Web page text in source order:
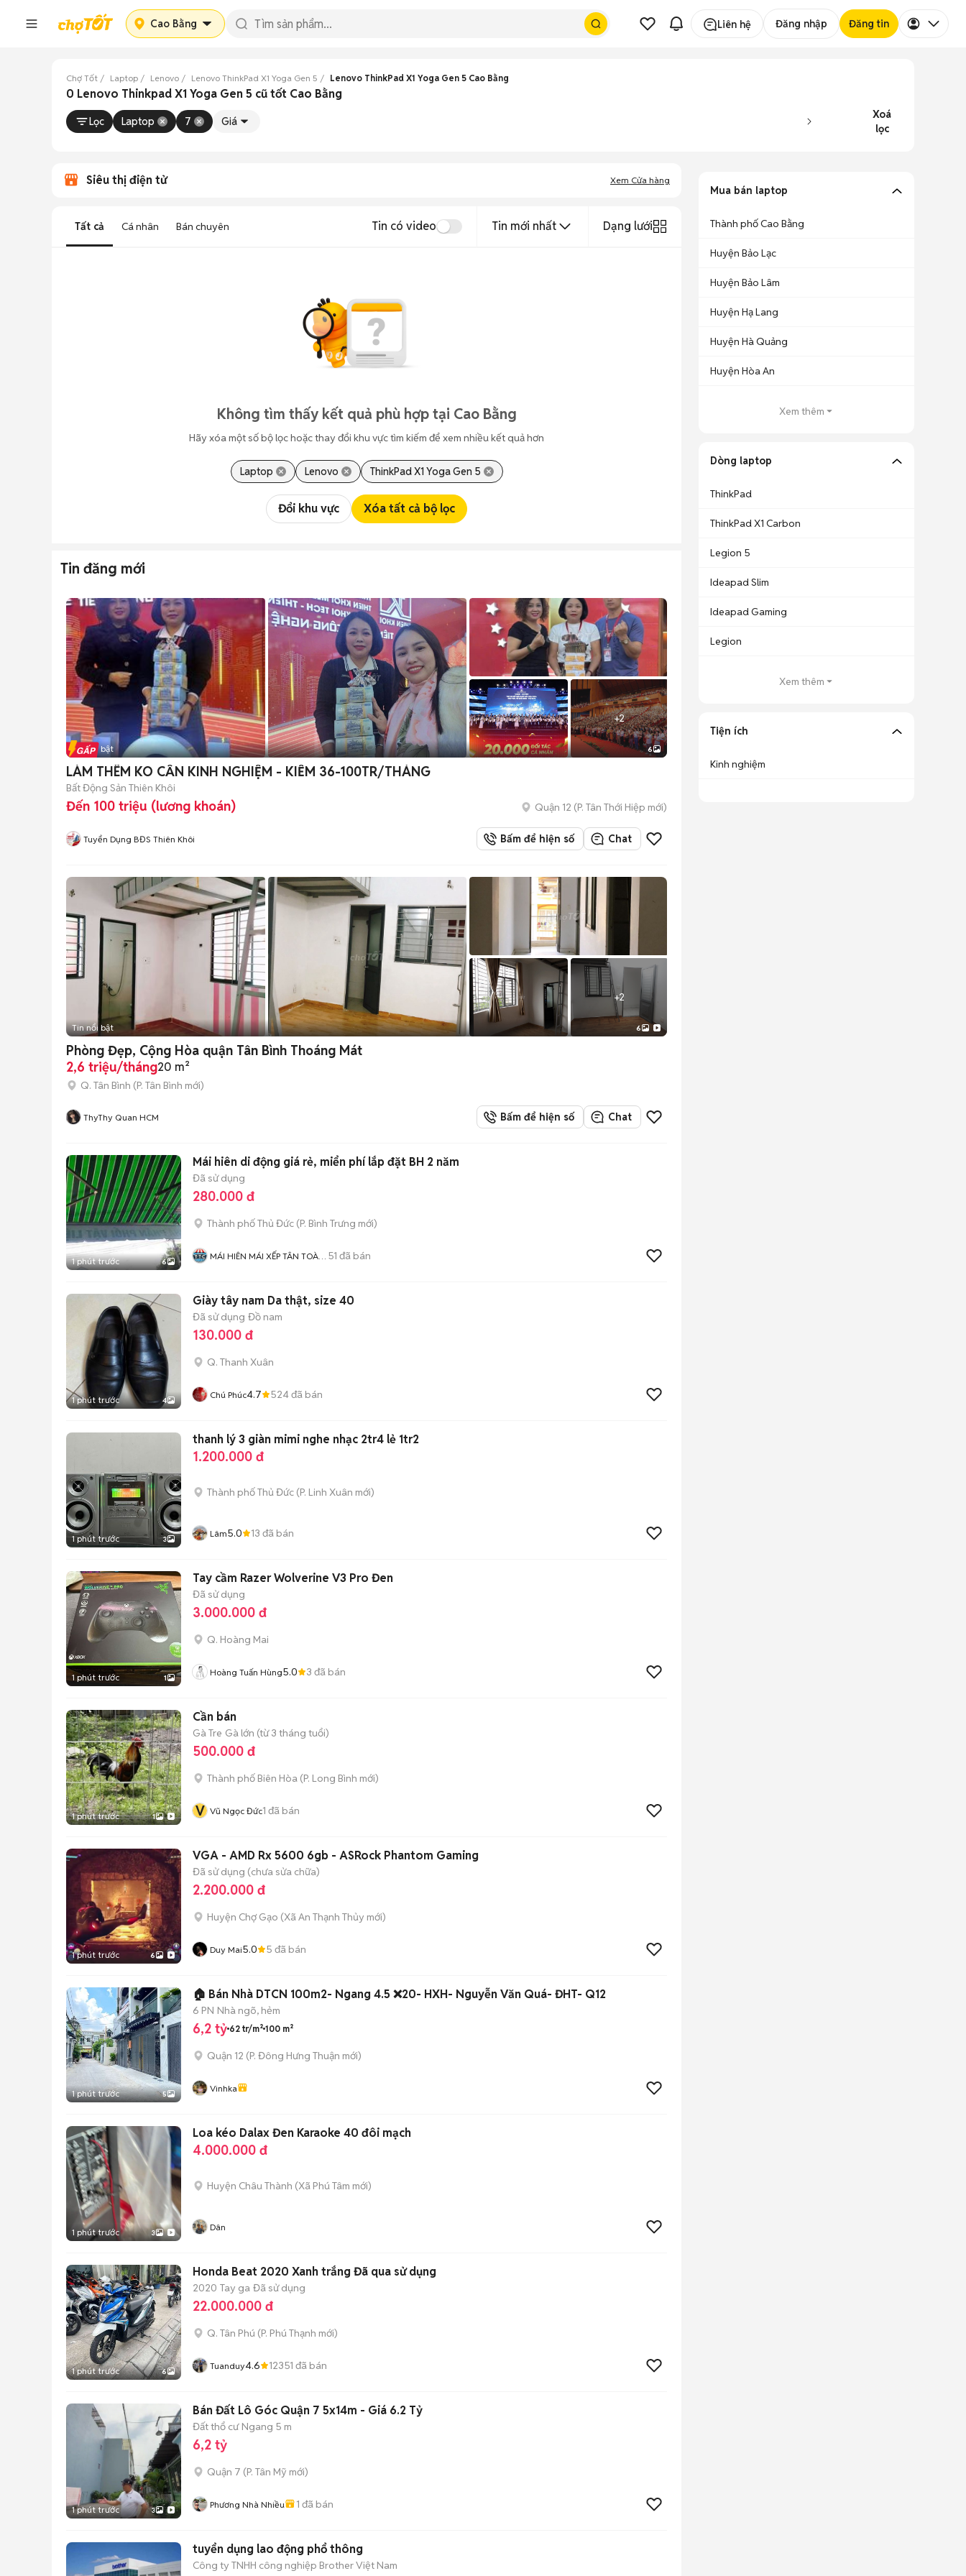
Cao Bằng Liên hệ Đăng nhập Đăng tin
Chợ Tốt Laptop Lenovo Lenovo ThinkPad X1 Yoga Gen 5 Lenovo ThinkPad X1 Yoga Gen 5 Cao Bằng
0 Lenovo Thinkpad X1 Yoga Gen 5 cũ tốt Cao Bằng
Lọc Laptop 7 Giá
Xoá
lọc
Siêu thị điện tử Xem Cửa hàng
Tất cả Cá nhân Bán chuyên Tin có video Tin mới nhất Dạng lưới
Không tìm thấy kết quả phù hợp tại Cao Bằng
Hãy xóa một số bộ lọc hoặc thay đổi khu vực tìm kiếm để xem nhiều kết quả hơn
Laptop Lenovo ThinkPad X1 Yoga Gen 5
Đổi khu vực Xóa tất cả bộ lọc
Tin đăng mới
+2
Tin nổi bật 6
LÀM THÊM KO CẦN KINH NGHIỆM - KIẾM 36-100TR/THÁNG
Bất Động Sản Thiên Khôi
Đến 100 triệu (lương khoán) Quận 12 (P. Tân Thới Hiệp mới)
Tuyển Dụng BĐS Thiên Khôi Bấm để hiện số Chat
+2
Tin nổi bật 6
Phòng Đẹp, Cộng Hòa quận Tân Bình Thoáng Mát
2,6 triệu/tháng20 m²
Q. Tân Bình (P. Tân Bình mới)
ThyThy Quan HCM Bấm để hiện số Chat
1 phút trước 6
Mái hiên di động giá rẻ, miển phí lắp đặt BH 2 năm
Đã sử dụng
280.000 đ
Thành phố Thủ Đức (P. Bình Trưng mới)
MÁI HIÊN MÁI XẾP TÂN TOÀN 51 đã bán
1 phút trước 4
Giày tây nam Da thật, size 40
Đã sử dụng Đồ nam
130.000 đ
Q. Thanh Xuân
Chú Phúc4.7 524đã bán
1 phút trước 3
thanh lý 3 giàn mimi nghe nhạc 2tr4 lẻ 1tr2
1.200.000 đ
Thành phố Thủ Đức (P. Linh Xuân mới)
Lâm5.0 13 đã bán
1 phút trước 1
Tay cầm Razer Wolverine V3 Pro Đen
Đã sử dụng
3.000.000 đ
Q. Hoàng Mai
Hoàng Tuấn Hùng5.0 3 đã bán
1 phút trước 1
Cần bán
Gà Tre Gà lớn (từ 3 tháng tuổi)
500.000 đ
Thành phố Biên Hòa (P. Long Bình mới)
V Vũ Ngọc Đức1 đã bán
1 phút trước 6
VGA - AMD Rx 5600 6gb - ASRock Phantom Gaming
Đã sử dụng (chưa sửa chữa)
2.200.000 đ
Huyện Chợ Gạo (Xã An Thạnh Thủy mới)
Duy Mai5.0 5 đã bán
1 phút trước 5
🏠 Bán Nhà DTCN 100m2- Ngang 4.5 ❌️20- HXH- Nguyễn Văn Quá- ĐHT- Q12
6 PN Nhà ngõ, hẻm
6,2 tỷ 62 tr/m² 100 m²
Quận 12 (P. Đông Hưng Thuận mới)
Vinhka
1 phút trước 3
Loa kéo Dalax Đen Karaoke 40 đôi mạch
4.000.000 đ
Huyện Châu Thành (Xã Phú Tâm mới)
Dân
1 phút trước 6
Honda Beat 2020 Xanh trắng Đã qua sử dụng
2020 Tay ga Đã sử dụng
22.000.000 đ
Q. Tân Phú (P. Phú Thạnh mới)
Tuanduy4.6 12351 đã bán
1 phút trước 3
Bán Đất Lô Góc Quận 7 5x14m - Giá 6.2 Tỷ
Đất thổ cư Ngang 5 m
6,2 tỷ
Quận 7 (P. Tân Mỹ mới)
Phương Nhà Nhiều 1 đã bán
tuyển dụng lao động phổ thông
Công ty TNHH công nghiệp Brother Việt Nam
Mua bán laptop
Thành phố Cao Bằng
Huyện Bảo Lạc
Huyện Bảo Lâm
Huyện Hạ Lang
Huyện Hà Quảng
Huyện Hòa An
Xem thêm
Dòng laptop
ThinkPad
ThinkPad X1 Carbon
Legion 5
Ideapad Slim
Ideapad Gaming
Legion
Xem thêm
Tiện ích
Kinh nghiệm